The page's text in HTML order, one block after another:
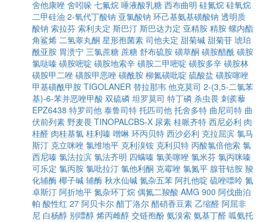
舍他康唑 舍吲哚 七氟烷 唾液酸乳糖 西布曲明 硅氮烷 硅氧烷
二甲硅油 2-氧代丁酸钠 亚氯酸钠 环己基氨基磺酸钠 透明质
酸钠 索拉芬 索利夫定 斯巴汀 斯巴达力定 亚精胺 精胺 螺内酯
角鲨烯 二氢睾丸酮 星形孢菌素 司他夫定 甜菊碱 甜菊苷 琥珀
酰亚胺 胃溃宁 三氯蔗糖 蔗糖 舒布硫胺 磺草酮 磺胺醋酰 磺胺
氯哒嗪 磺胺嘧啶 磺胺地索辛 磺胺二甲嘧啶 磺胺多辛 磺胺林
磺胺甲二唑 磺胺甲恶唑 磺酰胺 柳氮磺吡啶 硫酸盐 磺胺噻唑
甲基磺酰甲胺 TIGOLANER 替拉那韦 他克莫司 2-(3,5-二氯苯
基)-6-苯并恶唑甲酸 双硫磷 坦罗莫司 特丁磷 杀虫畏 刺蒺藜
EPZ6438 特罗司他 泰鲁司特 托匹司他 托舍多特 曲尼司特 曲
伏前列素 野麦畏 TINOPALCBS-X 尿素 桂哌齐特 西尼必利 肉
桂醛 肉桂基氯 桂利嗪 噌啉 环丙贝特 西沙必利 克拉屈滨 氯马
斯汀 克立咪唑 氯维地平 克利溴铵 克利贝特 丙酸氯倍他索 氯
西尼嗪 氯法拉滨 氯法齐明 四螨嗪 氯美噻唑 氯米芬 氯丙咪嗪
可乐定 氯丙胺 氯吡拉汀 氯他利酮 克霉唑 氯氮平 腺苷钴胺 羧
化辅酶 椰子碱 辅酶 秋水仙碱 氮杂五苯 阿扎他啶 硫唑嘌呤 氮
卓斯汀 阿折地平 氮杂环丁烷 偶氮二羧酸 AMG 900 阿伐曲泊
帕 酸性红 27 阿贝卡尔 醋丁洛尔 醋硝香豆素 乙缩醛 阿屈非
尼 白杨醇 别嘌醇 烯丙雌醇 交链孢酚 氨溴索 氨基丁醛 呱氨托